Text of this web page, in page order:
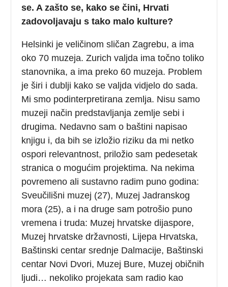
se. A zašto se, kako se čini, Hrvati
zadovoljavaju s tako malo kulture?
Helsinki je veličinom sličan Zagrebu, a ima
oko 70 muzeja. Zurich valjda ima točno toliko
stanovnika, a ima preko 60 muzeja. Problem
je širi i dublji kako se valjda vidjelo do sada.
Mi smo podinterpretirana zemlja. Nisu samo
muzeji način predstavljanja zemlje sebi i
drugima. Nedavno sam o baštini napisao
knjigu i, da bih se izložio riziku da mi netko
ospori relevantnost, priložio sam pedesetak
stranica o mogućim projektima. Na nekima
povremeno ali sustavno radim puno godina:
Sveučilišni muzej (27), Muzej Jadranskog
mora (25), a i na druge sam potrošio puno
vremena i truda: Muzej hrvatske dijaspore,
Muzej hrvatske državnosti, Lijepa Hrvatska,
Baštinski centar srednje Dalmacije, Baštinski
centar Novi Dvori, Muzej Bure, Muzej običnih
ljudi… nekoliko projekata sam radio kao